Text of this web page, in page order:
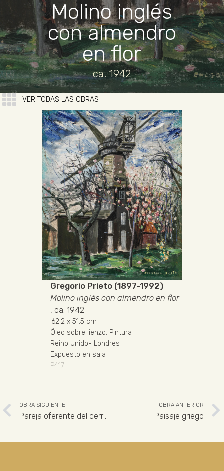
Molino inglés
con almendro
en flor
ca. 1942
VER TODAS LAS OBRAS
Gregorio Prieto (1897-1992)
Molino inglés con almendro en flor
, ca. 1942
62.2 x 51.5 cm
Óleo sobre lienzo. Pintura
Reino Unido- Londres
Expuesto en sala
P417
OBRA SIGUIENTE
Pareja oferente del cerro de los Santos
OBRA ANTERIOR
Paisaje griego